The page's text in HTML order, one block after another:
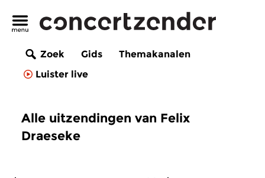
Zoek Gids
Themakanalen
Luister live
Alle uitzendingen van Felix
Draeseke